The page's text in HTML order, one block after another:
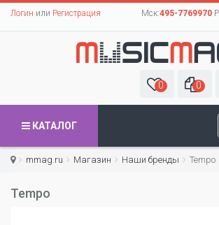
Логин или Регистрация Мск:495-7769970
0 0
КАТАЛОГ
mmag.ru Магазин Наши бренды Tempo
Tempo